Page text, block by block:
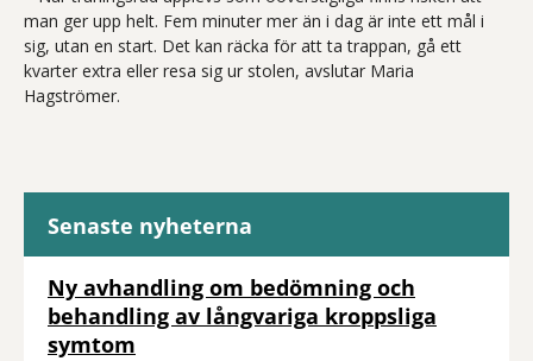
man ger upp helt. Fem minuter mer än i dag är inte ett mål i
sig, utan en start. Det kan räcka för att ta trappan, gå ett
kvarter extra eller resa sig ur stolen, avslutar Maria
Hagströmer.
Senaste nyheterna
Ny avhandling om bedömning och
behandling av långvariga kroppsliga
symtom